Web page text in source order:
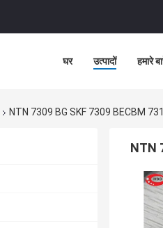
घर उत्पादों हमारे
NTN 7309 BG SKF 7309 BECBM
NTN